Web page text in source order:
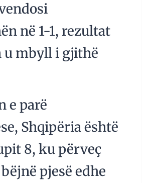
në 1-1, rezultat
u mbyll i gjithë
e parë
Shqipëria është
8, ku përveç
pjesë edhe